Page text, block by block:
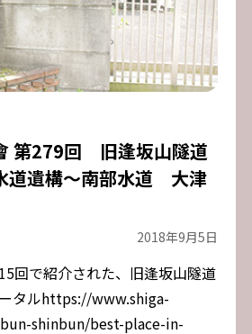
第279回 旧逢坂山隧道
道遺構～南部水道 大津
2018年9月5日
回で紹介された、旧逢坂山隧道
タルhttps://www.shiga-
shinbun/best-place-in-